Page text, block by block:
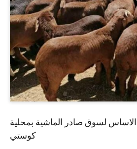
لسوق صادر الماشية بمحلية
كوستي